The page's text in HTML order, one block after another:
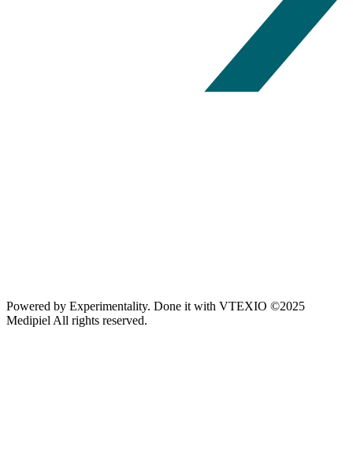
Powered by Experimentality. Done it with VTEXIO ©2025
Medipiel All rights reserved.